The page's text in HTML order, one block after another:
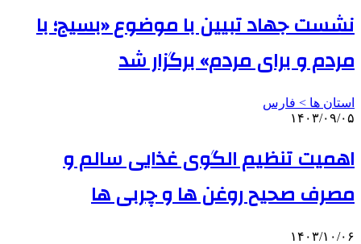
نشست جهاد تبیین با موضوع «بسیج؛ با
مردم و برای مردم» برگزار شد
استان ها > فارس
۱۴۰۳/۰۹/۰۵
اهمیت تنظیم الگوی غذایی سالم و
مصرف صحیح روغن ها و چربی ها
۱۴۰۳/۱۰/۰۶